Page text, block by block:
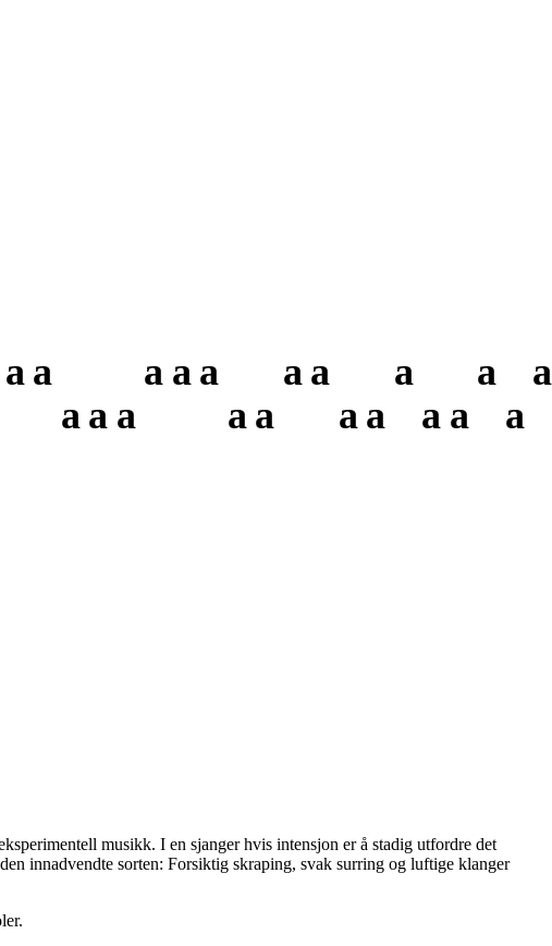
musikk. I en sjanger hvis intensjon er å stadig utfordre det
innadvendte sorten: Forsiktig skraping, svak surring og luftige klanger